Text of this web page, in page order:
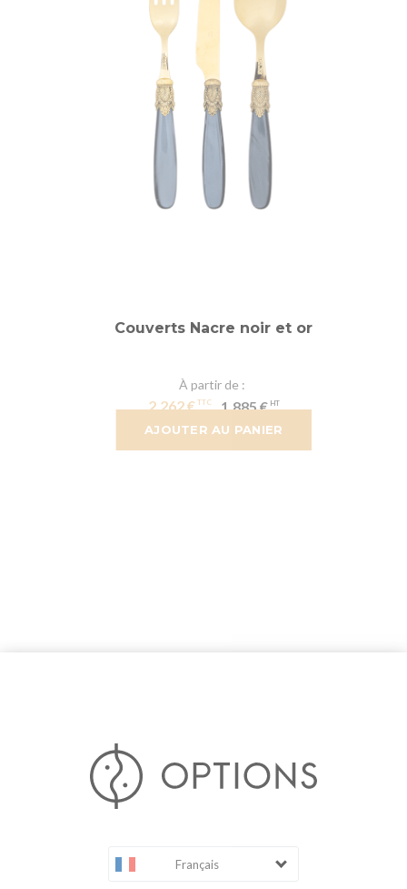
AJOUTER AU PANIER
Couverts Nacre noir et or
À partir de
2,262 € 1,885 €
Français